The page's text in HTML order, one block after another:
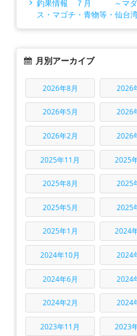
釣果情報 ７月 ～マダイ
ス・マゴチ・青物等・仙台
月別アーカイブ
2026年8月 2026
2026年5月 2026
2026年2月 2026
2025年11月 2025
2025年8月 2025
2025年5月 2025
2025年1月 2024
2024年10月 2024
2024年6月 2024
2024年2月 2024
2023年11月 2023